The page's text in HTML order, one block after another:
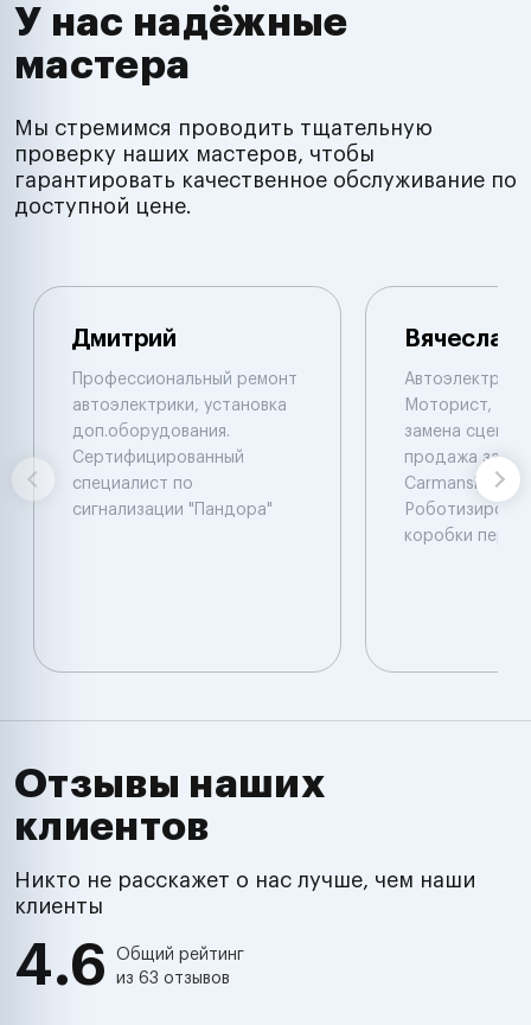
У нас надёжные
мастера
Мы стремимся проводить тщательную
проверку наших мастеров, чтобы
гарантировать качественное обслуживание по
доступной цене.
Дмитрий
Профессиональный ремонт
автоэлектрики, установка
доп.оборудования.
Сертифицированный
специалист по
сигнализации "Пандора"
Вячеслав
Автоэлектрик
Моторист,
замена
продажа
Carmanskan
коробки
Отзывы наших
клиентов
Никто не расскажет о нас лучше, чем наши
клиенты
4.6
Общий рейтинг
из 63 отзывов